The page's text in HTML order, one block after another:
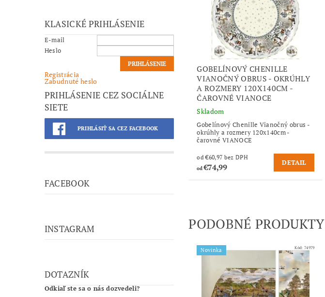
KLASICKÉ PRIHLÁSENIE
E-mail
Heslo
Registrácia
Zabudnuté heslo
PRIHLÁSENIE CEZ SOCIÁLNE
SIETE
PRIHLÁSIŤ SA CEZ FACEBOOK
FACEBOOK
INSTAGRAM
DOTAZNÍK
Odkiaľ ste sa o nás dozvedeli?
GOBELÍNOVÝ CHENILLE
VIANOČNÝ OBRUS - OKRÚHLY
A ROZMERY 120X140CM -
ČAROVNÉ VIANOCE
Skladom
Gobelínový Chenille Vianočný obrus -
okrúhly a rozmery 120x140cm -
čarovné VIANOCE
od €60,97 bez DPH
od€74,99 DETAIL
PODOBNÉ PRODUKTY
Novinka Kód: 74979